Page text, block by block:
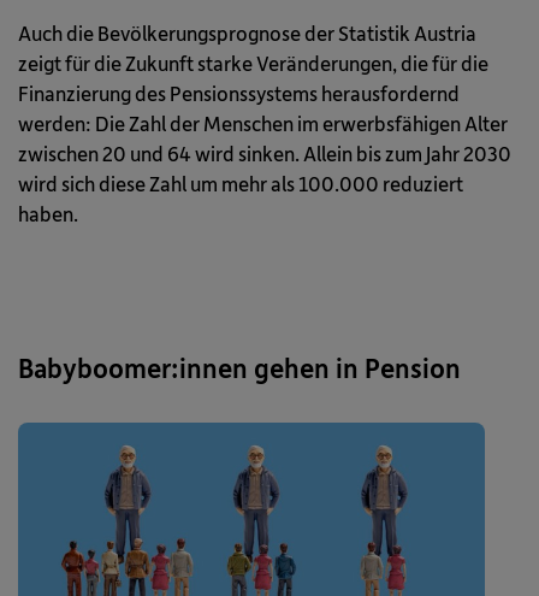
Auch die Bevölkerungsprognose der Statistik Austria
zeigt für die Zukunft starke Veränderungen, die für die
Finanzierung des Pensionssystems herausfordernd
werden: Die Zahl der Menschen im erwerbsfähigen Alter
zwischen 20 und 64 wird sinken. Allein bis zum Jahr 2030
wird sich diese Zahl um mehr als 100.000 reduziert
haben.
Babyboomer:innen gehen in Pension